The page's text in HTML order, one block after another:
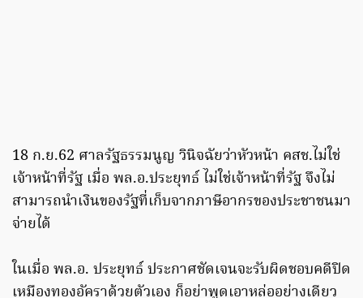
18 ก.ย.62 ศาลรัฐธรรมนูญ วินิจฉัยว่าหัวหน้า คสช.ไม่ใช่
เจ้าหน้าที่รัฐ เมื่อ พล.อ.ประยุทธ์ ไม่ใช่เจ้าหน้าที่รัฐ จึงไม่
สามารถนำเงินของรัฐที่เก็บจากภาษีอากรของประชาชนมา
จ่ายได้
ในเมื่อ พล.อ. ประยุทธ์ ประกาศชัดเจนจะรับผิดชอบคดีปิด
เหมืองทองอัคราด้วยตัวเอง ก็อย่าพูดเอาหล่ออย่างเดียว